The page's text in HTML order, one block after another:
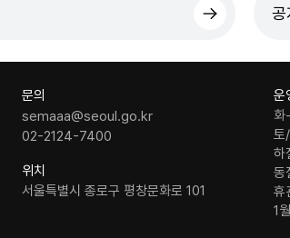
공
문의
semaaa@seoul.go.kr
02-2124-7400
위치
서울특별시 종로구 평창문화로 101
운
화
토
하
동
휴
1